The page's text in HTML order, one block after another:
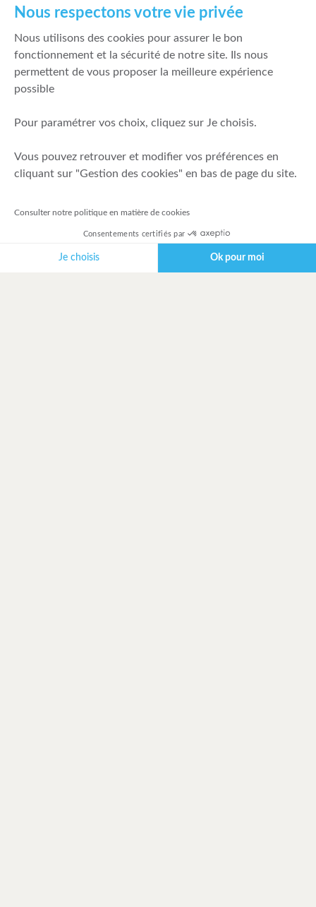
Nous respectons votre vie privée
Nous utilisons des cookies pour assurer le bon
fonctionnement et la sécurité de notre site. Ils nous
permettent de vous proposer la meilleure expérience
possible
Pour paramétrer vos choix, cliquez sur Je choisis.
Vous pouvez retrouver et modifier vos préférences en
cliquant sur "Gestion des cookies" en bas de page du site.
Consulter notre politique en matière de cookies
Consentements certifiés par
Je choisis Ok pour moi